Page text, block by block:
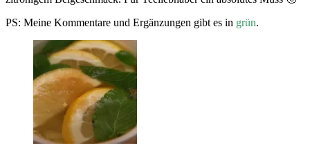
PS: Meine Kommentare und Ergänzungen gibt es in grün.